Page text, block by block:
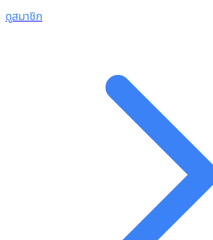
ดูสมาชิก